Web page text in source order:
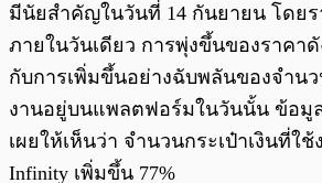
มีนัยสำคัญในวันที่ 14 กันยายน โดยร
ภายในวันเดียว การพุ่งขึ้นของราคา
กับการเพิ่มขึ้นอย่างฉับพลันของจำนว
งานอยู่บนแพลตฟอร์มในวันนั้น ข้อมูล
เผยให้เห็นว่า จำนวนกระเป๋าเงินที่ใ
Infinity เพิ่มขึ้น 77%